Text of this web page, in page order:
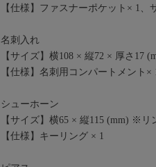
【仕様】ファスナーポケット× 1
名刺入れ
【サイズ】横108 × 縦72 × 厚さ17
【仕様】名刺用コンパートメント
シューホーン
【サイズ】横65 × 縦115 (mm) ※リ
【仕様】キーリング × 1